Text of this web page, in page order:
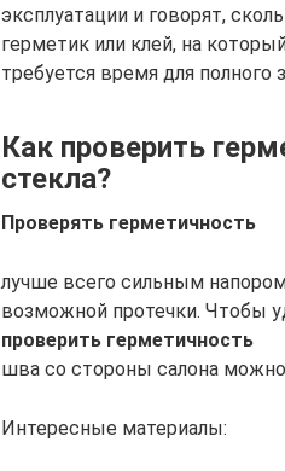
эксплуатации и говорят,
герметик или клей, на
требуется время для полного
Как проверить
стекла?
Проверять герметичность
лучше всего сильным
возможной протечки. Чтобы
проверить герметичность
шва со стороны салона
Интересные материалы: